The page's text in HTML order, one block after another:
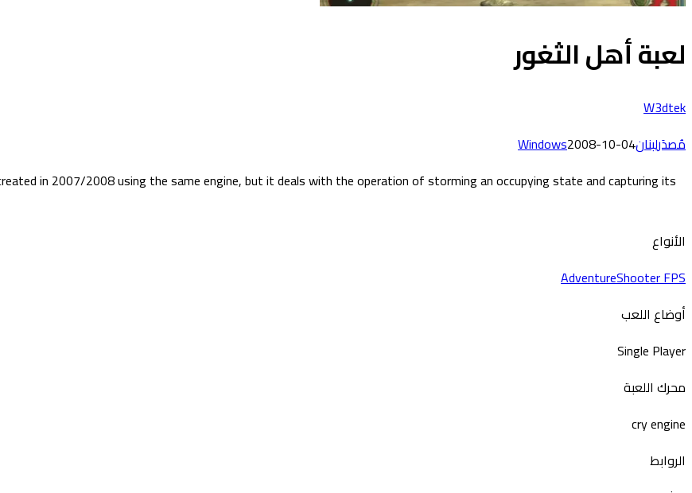
لعبة أهل الثغور
W3dtek
مُصدَرلبنان Windows2008-10-04
in 2007/2008 using the same engine, but it deals with the operation of storming an occupying state and capturing its
الأنواع
AdventureShooter FPS
أوضاع اللعب
Single Player
محرك اللعبة
cry engine
الروابط